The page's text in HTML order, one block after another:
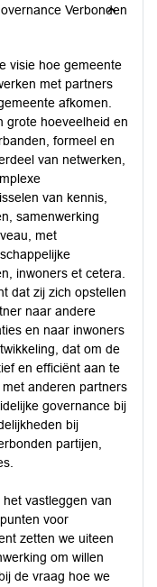
Verbonden
visie hoe gemeente
met partners
afkomen.
grote hoeveelheid en
formeel en
van netwerken,
van kennis,
samenwerking
met
inwoners et cetera.
dat zij zich opstellen
naar andere
en naar inwoners
dat om de
en efficiënt aan te
anderen partners
governance bij
bij
partijen,
vastleggen van
voor
zetten we uiteen
om willen
de vraag hoe we